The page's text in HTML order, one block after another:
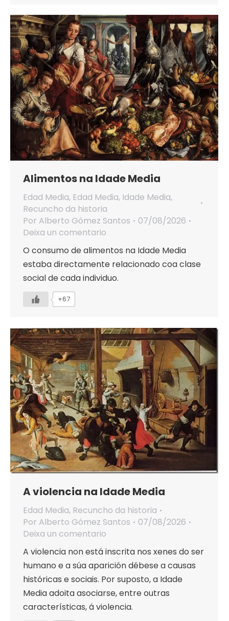
Alimentos na Idade Media
Edad Media, Edad Media, Idade Media,
Recuncho da historia
Por Alberto Gómez Santos
07/08/2026
Deixa un comentario
O consumo de alimentos na Idade Media
estaba directamente relacionado coa clase
social de cada individuo.
+67
A violencia na Idade Media
Edad Media, Recuncho da historia
Por Alberto Gómez Santos
07/08/2026
Deixa un comentario
A violencia non está inscrita nos xenes do ser
humano e a súa aparición débese a causas
históricas e sociais. Por suposto, a Idade
Media adoita asociarse, entre outras
características, á violencia.